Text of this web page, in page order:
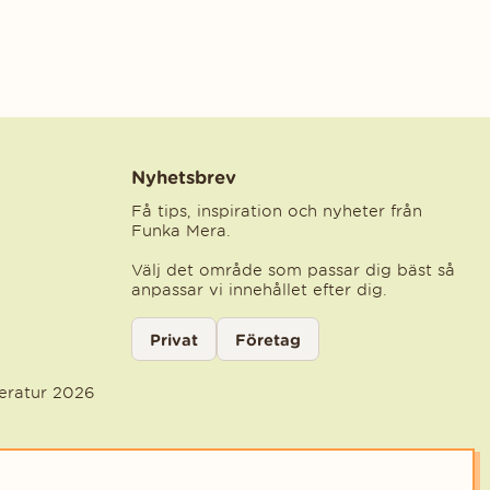
2026
Nyhetsbrev
Få tips, inspiration och nyheter från
Funka Mera.
Välj det område som passar dig bäst så
anpassar vi innehållet efter dig.
Välj kategori för nyhetsbrev
Privat Företag